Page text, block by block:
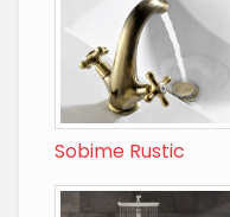
Sobime Rustic